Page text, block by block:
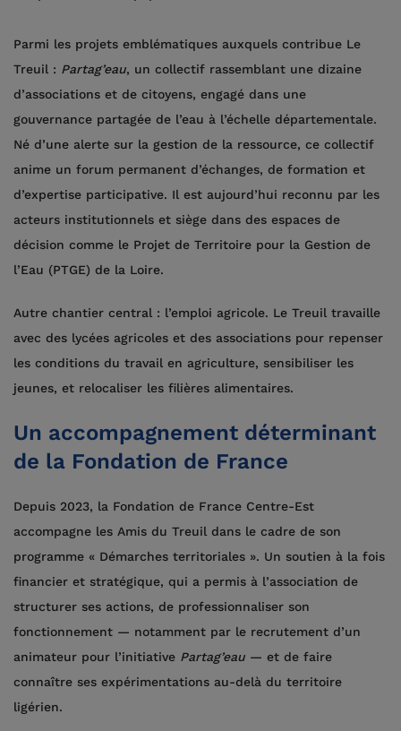
Parmi les projets emblématiques auxquels contribue Le
Treuil : Partag’eau, un collectif rassemblant une dizaine
d’associations et de citoyens, engagé dans une
gouvernance partagée de l’eau à l’échelle départementale.
Né d’une alerte sur la gestion de la ressource, ce collectif
anime un forum permanent d’échanges, de formation et
d’expertise participative. Il est aujourd’hui reconnu par les
acteurs institutionnels et siège dans des espaces de
décision comme le Projet de Territoire pour la Gestion de
l’Eau (PTGE) de la Loire.
Autre chantier central : l’emploi agricole. Le Treuil travaille
avec des lycées agricoles et des associations pour repenser
les conditions du travail en agriculture, sensibiliser les
jeunes, et relocaliser les filières alimentaires.
Un accompagnement déterminant
de la Fondation de France
Depuis 2023, la Fondation de France Centre-Est
accompagne les Amis du Treuil dans le cadre de son
programme « Démarches territoriales ». Un soutien à la fois
financier et stratégique, qui a permis à l’association de
structurer ses actions, de professionnaliser son
fonctionnement — notamment par le recrutement d’un
animateur pour l’initiative Partag’eau — et de faire
connaître ses expérimentations au-delà du territoire
ligérien.